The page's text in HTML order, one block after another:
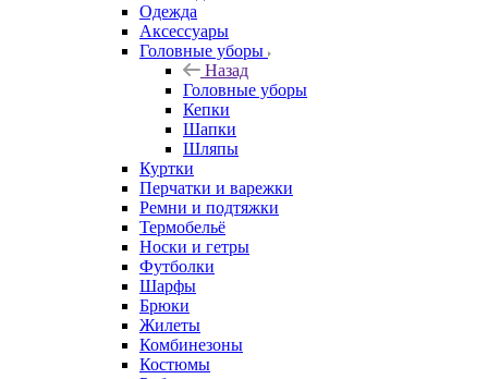
Одежда
Аксессуары
Головные уборы
Назад
Головные уборы
Кепки
Шапки
Шляпы
Куртки
Перчатки и варежки
Ремни и подтяжки
Термобельё
Носки и гетры
Футболки
Шарфы
Брюки
Жилеты
Комбинезоны
Костюмы